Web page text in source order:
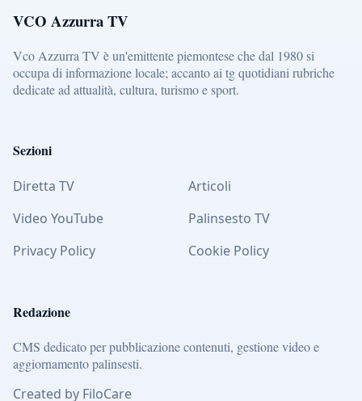
VCO Azzurra TV
Vco Azzurra TV è un'emittente piemontese che dal 1980 si
occupa di informazione locale; accanto ai tg quotidiani rubriche
dedicate ad attualità, cultura, turismo e sport.
Sezioni
Diretta TV
Articoli
Video YouTube
Palinsesto TV
Privacy Policy
Cookie Policy
Redazione
CMS dedicato per pubblicazione contenuti, gestione video e
aggiornamento palinsesti.
Created by FiloCare